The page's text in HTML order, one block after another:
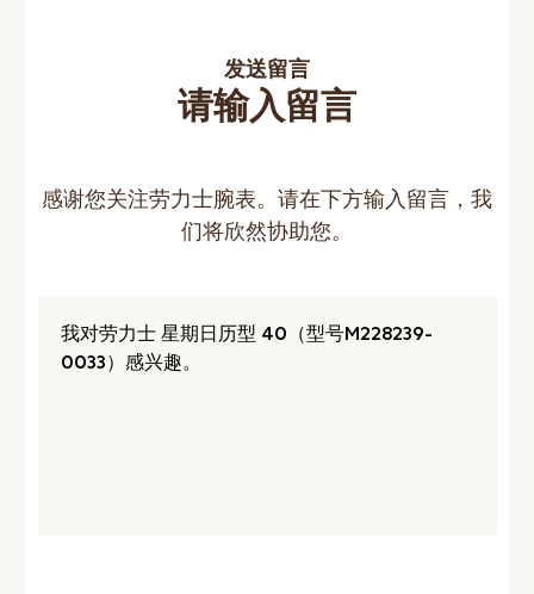
发送留言
请输入留言
感谢您关注劳力士腕表。请在下方输入留言，我
们将欣然协助您。